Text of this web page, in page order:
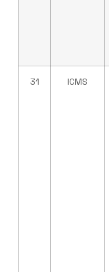
31 ICMS